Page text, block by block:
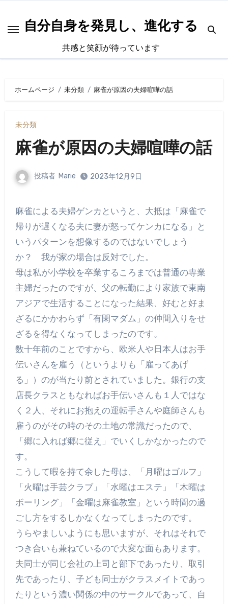
自分自身を発見し、進化する
共感と笑顔が待っています
ホームページ 未分類 麻雀が原因の夫婦喧嘩の話
未分類
麻雀が原因の夫婦喧嘩の話
投稿者 Marie 2023年12月9日
麻雀による夫婦ゲンカというと、大抵は「麻雀で
帰りが遅くなる夫に妻が怒ってケンカになる」と
いうパターンを想像するのではないでしょう
か？ 我が家の場合は反対でした。
母は私が小学校を卒業するころまでは普通の専業
主婦だったのですが、父の転勤により家族で東南
アジアで生活することになった結果、好むと好ま
ざるにかかわらず「有閑マダム」の仲間入りをせ
ざるを得なくなってしまったのです。
数十年前のことですから、欧米人や日本人はお手
伝いさんを雇う（というよりも「雇ってあげ
る」）のが当たり前とされていました。銀行の支
店長クラスともなればお手伝いさんも１人ではな
く２人、それにお抱えの運転手さんや庭師さんも
雇うのがその時のその土地の常識だったので、
「郷に入れば郷に従え」でいくしかなかったので
す。
こうして暇を持て余した母は、「月曜はゴルフ」
「火曜は手芸クラブ」「水曜はエステ」「木曜は
ボーリング」「金曜は麻雀教室」という時間の過
ごし方をするしかなくなってしまったのです。
うらやましいようにも思いますが、それはそれで
つき合いも兼ねているので大変な面もあります。
夫同士が同じ会社の上司と部下であったり、取引
先であったり、子ども同士がクラスメイトであっ
たりという濃い関係の中のサークルであって、自